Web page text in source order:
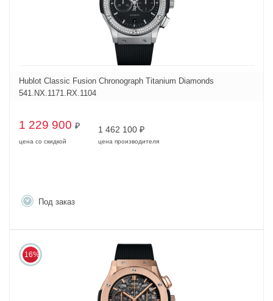
Hublot Classic Fusion Chronograph Titanium Diamonds
541.NX.1171.RX.1104
1 229 900 ₽
цена со скидкой
1 462 100 ₽
цена производителя
Под заказ
16%